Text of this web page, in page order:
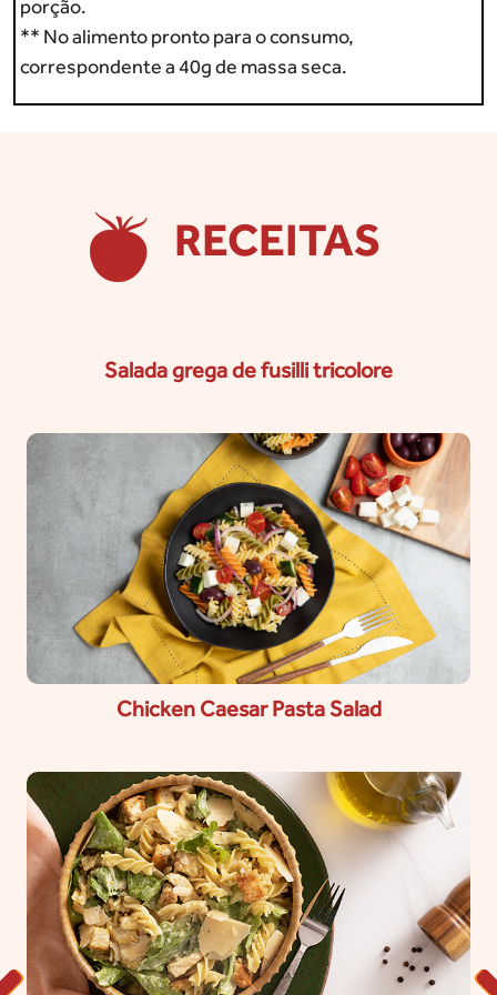
porção.
** No alimento pronto para o consumo,
correspondente a 40g de massa seca.
RECEITAS
Salada grega de fusilli tricolore
Chicken Caesar Pasta Salad